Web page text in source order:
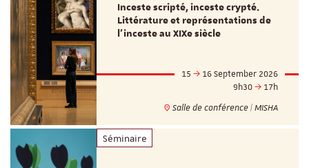
Inceste scripté, inceste crypté.
Littérature et représentations de
l’inceste au XIXe siècle
15
16 September 2026
9h30
17h
Salle de conférence | MISHA
Séminaire